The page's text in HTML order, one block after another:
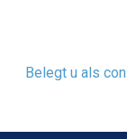
Belegt u als